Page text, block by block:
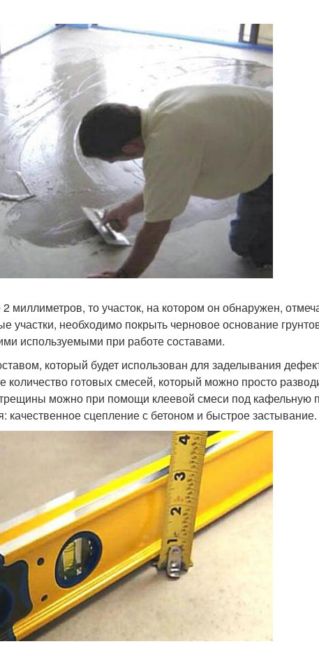
то участок, на котором он обнаружен,
участки, необходимо покрыть черновое основание
используемыми при работе составами.
который будет использован для заделывания
количество готовых смесей, который можно просто
можно при помощи клеевой смеси под кафельную
сцепление с бетоном и быстрое застывание.